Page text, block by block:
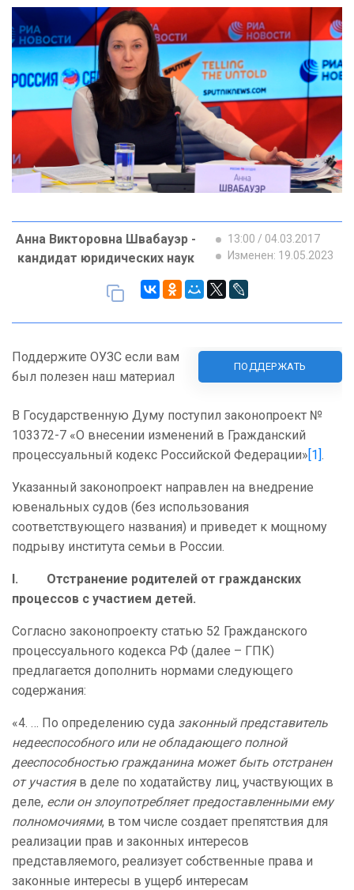
Анна Викторовна Швабауэр -
кандидат юридических наук
13:00 / 04.03.2017
Изменен: 19.05.2023
Поддержите ОУЗС если вам
был полезен наш материал
ПОДДЕРЖАТЬ
В Государственную Думу поступил законопроект №
103372-7 «О внесении изменений в Гражданский
процессуальный кодекс Российской Федерации»[1].
Указанный законопроект направлен на внедрение
ювенальных судов (без использования
соответствующего названия) и приведет к мощному
подрыву института семьи в России.
I. Отстранение родителей от гражданских
процессов с участием детей.
Согласно законопроекту статью 52 Гражданского
процессуального кодекса РФ (далее – ГПК)
предлагается дополнить нормами следующего
содержания:
«4. … По определению суда законный представитель
недееспособного или не обладающего полной
дееспособностью гражданина может быть отстранен
от участияв деле по ходатайству лиц, участвующих в
деле, если он злоупотребляет предоставленными ему
полномочиями, в том числе создает препятствия для
реализации прав и законных интересов
представляемого, реализует собственные права и
законные интересы в ущерб интересам